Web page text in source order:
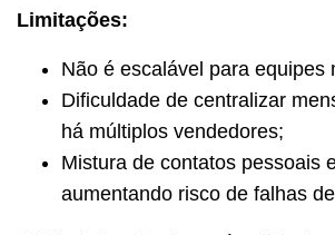
Limitações:
Não é escalável para equipes
Dificuldade de centralizar
há múltiplos vendedores;
Mistura de contatos pessoais
aumentando risco de falhas